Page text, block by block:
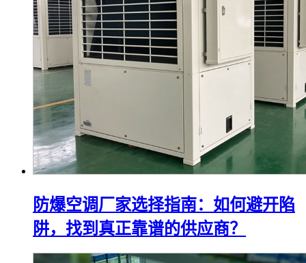
防爆空调厂家选择指南：如何避开陷
阱，找到真正靠谱的供应商？